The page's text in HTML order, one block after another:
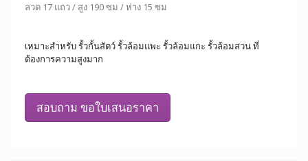
ลวด 17 แถว / สูง 190 ซม / ห่าง 15 ซม
เหมาะสำหรับ รั้วกั้นสัตว์ รั้วล้อมแพะ รั้วล้อมแกะ รั้วล้อมสวน ที่
ต้องการความสูงมาก
สอบถาม ขอใบเสนอราคา